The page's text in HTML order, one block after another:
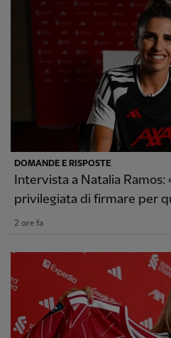
DOMANDE E RISPOSTE
Intervista a Natalia
privilegiata di firmare per
2 ore fa